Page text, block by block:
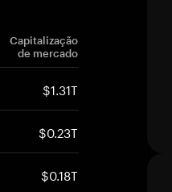
Capitalização
de mercado
$1.31T
$0.23T
$0.18T